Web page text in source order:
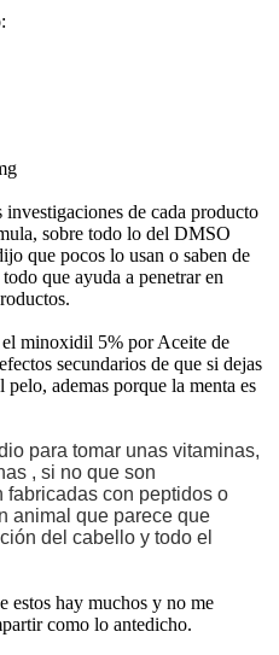
de cada producto
sobre todo lo del DMSO
que pocos lo usan o saben de
que ayuda a penetrar en
minoxidil 5% por Aceite de
secundarios de que si dejas
ademas porque la menta es
para tomar unas vitaminas,
, si no que son
fabricadas con peptidos o
animal que parece que
del cabello y todo el
estos hay muchos y no me
como lo antedicho.